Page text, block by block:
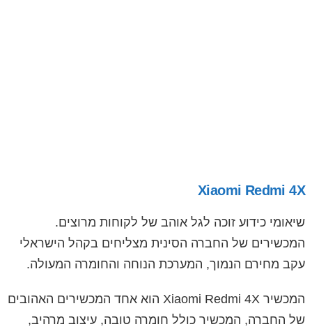
Xiaomi Redmi 4X
שיאומי כידוע זוכה לגל אוהב של לקוחות מרוצים.
המכשירים של החברה הסינית מצליחים בקהל הישראלי
עקב מחירם הנמוך, המערכת הנוחה והחומרה המעולה.
המכשיר Xiaomi Redmi 4X הוא אחד המכשירים האהובים
של החברה, המכשיר כולל חומרה טובה, עיצוב מרהיב,